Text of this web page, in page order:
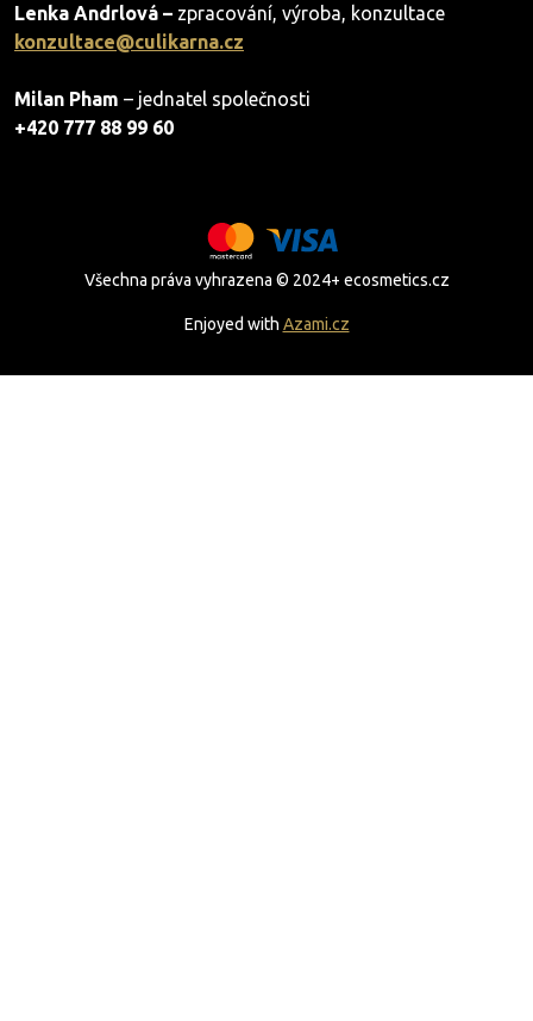
Lenka Andrlová – zpracování, výroba, konzultace
konzultace@culikarna.cz
Milan Pham – jednatel společnosti
+420 777 88 99 60
Všechna práva vyhrazena © 2024+ ecosmetics.cz
Enjoyed with Azami.cz